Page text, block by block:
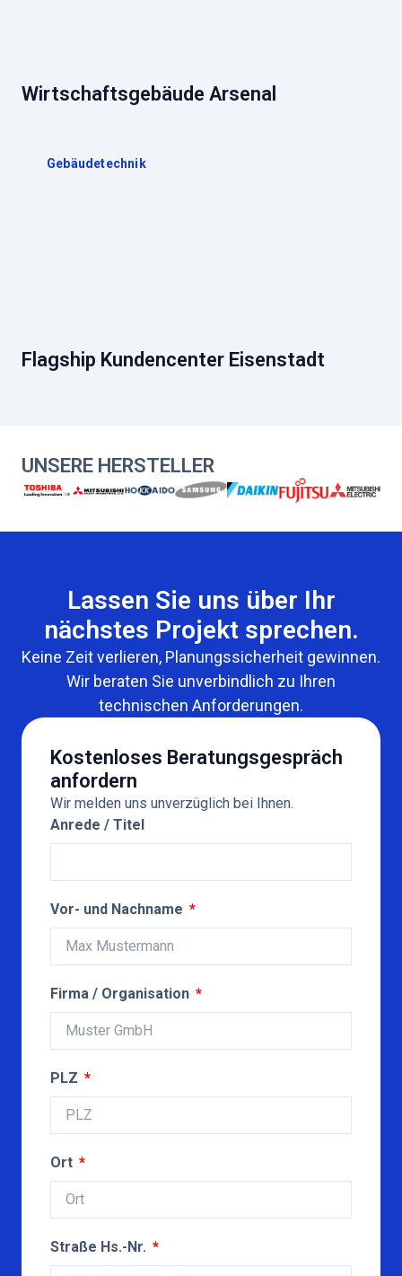
Wirtschaftsgebäude Arsenal
Gebäudetechnik
Flagship Kundencenter Eisenstadt
UNSERE HERSTELLER
Lassen Sie uns über Ihr
nächstes Projekt sprechen.
Keine Zeit verlieren, Planungssicherheit gewinnen.
Wir beraten Sie unverbindlich zu Ihren
technischen Anforderungen.
Kostenloses Beratungsgespräch
anfordern
Wir melden uns unverzüglich bei Ihnen.
Anrede / Titel
Vor- und Nachname
Firma / Organisation
PLZ
Ort
Straße Hs.-Nr.